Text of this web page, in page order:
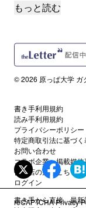
誰でも
2026.07.14
すごいものが、す
誰でも
「急に具合が悪く
2026.06.30
誰でも
2026年。今こそ、
2026.06.23
もっと読む
書き手から直接、最
© 2026 原っぱ大学 ガ
書き手利用規約
読み手利用規約
プライバシーポリシー
特定商取引法に基づく
お問い合わせ
コラボ企業・掲載媒
代理店の方はこちら
ログイン
reCAPTCHAPrivacy